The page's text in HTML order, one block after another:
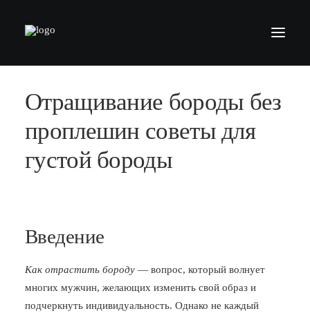
БАРБЕРШОПЫ
СЕРТИФИКАТЫ
КОСМЕТИКА
ВАКАНСИИ
ФРАНШИЗА
Отращивание бороды без
проплешин советы для
густой бороды
Введение
Как отрастить бороду — вопрос, который волнует
многих мужчин, желающих изменить свой образ и
подчеркнуть индивидуальность. Однако не каждый